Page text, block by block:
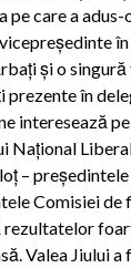
pe care a
în
şi o
prezente în
interesează
Naţional
– preşedintele
Comisiei de
Valea Jiului